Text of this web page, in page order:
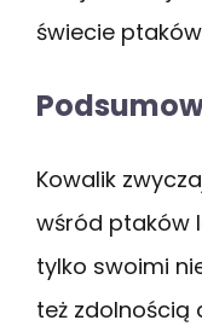
świecie
Kowalik
wśród ptaków
tylko swoimi
też zdolnością